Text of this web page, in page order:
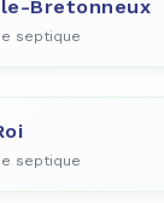
Bretonneux
septique
septique